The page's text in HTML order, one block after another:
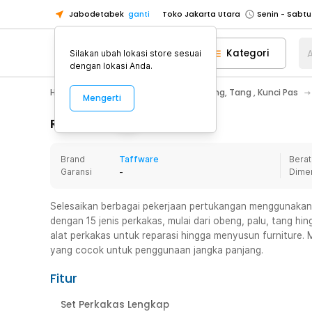
Jabodetabek ganti Toko Jakarta Utara
Toko Tangerang
Toko Cikupa
Pick n Go Jakarta Barat
Senin -
Pick n Go Bekasi
Senin - Jumat
Senin - Jumat
Senin -
Senin -
Toko Tangerang
Toko Cikupa
Pick n Go Jakarta Barat
Senin -
Kategori
Home Appliance Obeng, Tang , Kunci Pas
Rincian Produk
Brand
Taffware
Garansi
-
Selesaikan berbagai pekerjaan pertukangan
dengan 15 jenis perkakas, mulai dari obeng, palu, tang
alat perkakas untuk reparasi hingga menyusun furniture.
yang cocok untuk penggunaan jangka panjang.
Fitur
Set Perkakas Lengkap
Silakan ubah lokasi store sesuai
dengan lokasi Anda.
Mengerti